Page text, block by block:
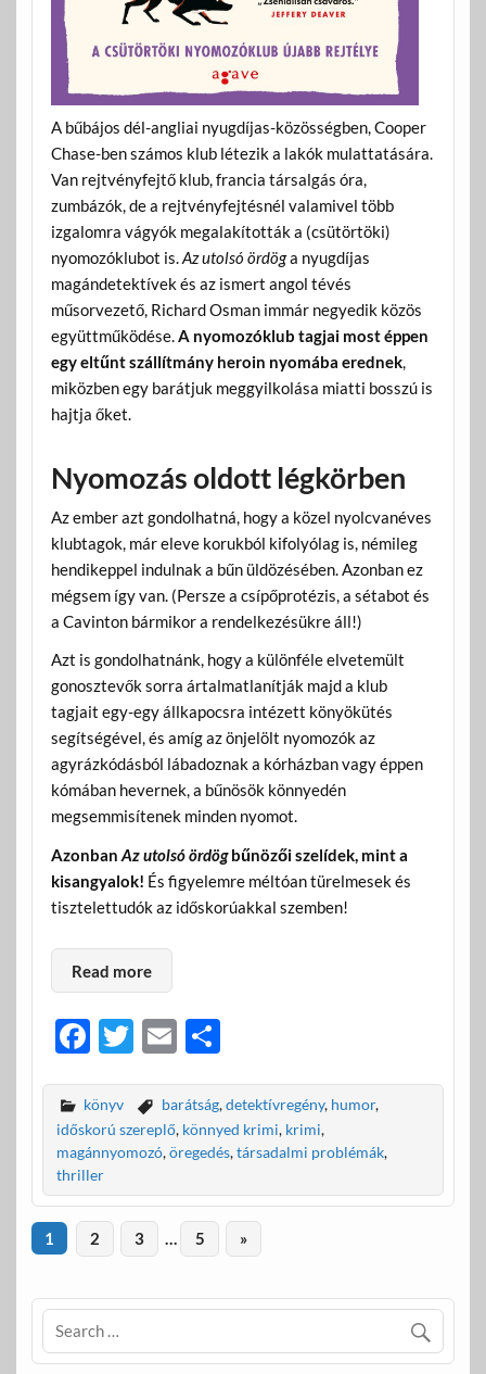
A bűbájos dél-angliai nyugdíjas-közösségben, Cooper
Chase-ben számos klub létezik a lakók mulattatására.
Van rejtvényfejtő klub, francia társalgás óra,
zumbázók, de a rejtvényfejtésnél valamivel több
izgalomra vágyók megalakították a (csütörtöki)
nyomozóklubot is.Az utolsó ördöga nyugdíjas
magándetektívek és az ismert angol tévés
műsorvezető, Richard Osman immár negyedik közös
együttműködése.A nyomozóklub tagjai most éppen
egy eltűnt szállítmány heroin nyomába erednek,
miközben egy barátjuk meggyilkolása miatti bosszú is
hajtja őket.
Nyomozás oldott légkörben
Az ember azt gondolhatná, hogy a közel nyolcvanéves
klubtagok, már eleve korukból kifolyólag is, némileg
hendikeppel indulnak a bűn üldözésében. Azonban ez
mégsem így van. (Persze a csípőprotézis, a sétabot és
a Cavinton bármikor a rendelkezésükre áll!)
Azt is gondolhatnánk, hogy a különféle elvetemült
gonosztevők sorra ártalmatlanítják majd a klub
tagjait egy-egy állkapocsra intézett könyökütés
segítségével, és amíg az önjelölt nyomozók az
agyrázkódásból lábadoznak a kórházban vagy éppen
kómában hevernek, a bűnösök könnyedén
megsemmisítenek minden nyomot.
Azonban Az utolsó ördögbűnözői szelídek, mint a
kisangyalok! És figyelemre méltóan türelmesek és
tisztelettudók az időskorúakkal szemben!
Read more
F
e
b
o
o
k
T
itt
er
E
ail
O
za
m
g
könyv barátság,detektívregény, humor,
időskorú szereplő, könnyed krimi, krimi,
magánnyomozó,öregedés,társadalmi problémák,
thriller
1 2 3 … 5 »